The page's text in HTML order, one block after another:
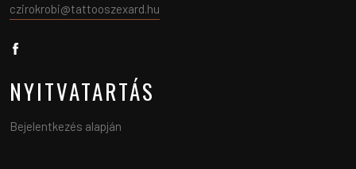
czirokrobi@tattooszexard.hu
NYITVATARTÁS
Bejelentkezés alapján